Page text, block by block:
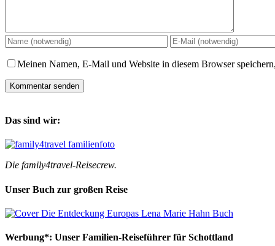
Meinen Namen, E-Mail und Website in diesem Browser
Das sind wir:
Die family4travel-Reisecrew.
Unser Buch zur großen Reise
Werbung*: Unser Familien-Reiseführer für Schottland